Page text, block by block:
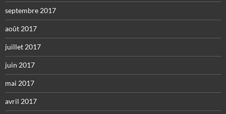
septembre 2017
août 2017
juillet 2017
juin 2017
mai 2017
avril 2017